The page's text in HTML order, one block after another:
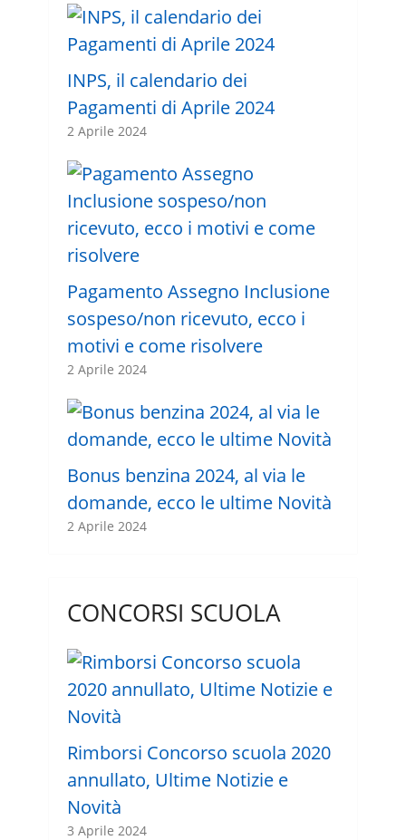
INPS, il calendario dei
Pagamenti di Aprile 2024
2 Aprile 2024
Pagamento Assegno Inclusione
sospeso/non ricevuto, ecco i
motivi e come risolvere
2 Aprile 2024
Bonus benzina 2024, al via le
domande, ecco le ultime Novità
2 Aprile 2024
CONCORSI SCUOLA
Rimborsi Concorso scuola 2020
annullato, Ultime Notizie e
Novità
3 Aprile 2024